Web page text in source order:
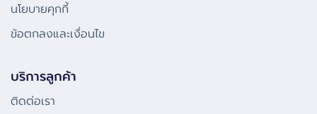
นโยบายคุกกี้
ข้อตกลงและเงื่อนไข
บริการลูกค้า
ติดต่อเรา